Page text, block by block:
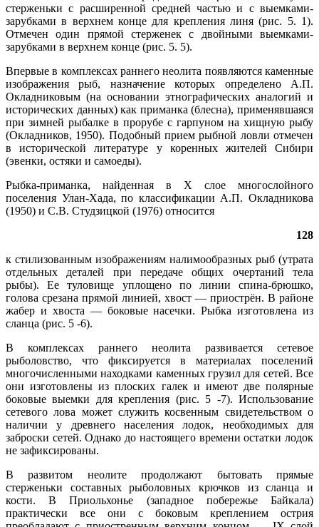
стерженьки с расширенной средней частью и с выемками-
зарубками в верхнем конце для крепления линя (рис. 5. 1).
Отмечен один прямой стерженек с двойными выемками-
зарубками в верхнем конце (рис. 5. 5).
Впервые в комплексах раннего неолита появляются каменные
изображения рыб, назначение которых определено А.П.
Окладниковым (на основании этнографических аналогий и
исторических данных) как приманка (блесна), применявшаяся
при зимней рыбалке в прорубе с гарпуном на хищную рыбу
(Окладников, 1950). Подобный прием рыбной ловли отмечен
в исторической литературе у коренных жителей Сибири
(эвенки, остяки и самоеды).
Рыбка-приманка, найденная в X слое многослойного
поселения Улан-Хада, по классификации А.П. Окладникова
(1950) и С.В. Студзицкой (1976) относится
128
к стилизованным изображениям налимообразных рыб (утрата
отдельных деталей при передаче общих очертаний тела
рыбы). Ее туловище уплощено по линии спина-брюшко,
голова срезана прямой линией, хвост — приострён. В районе
жабер и хвоста — боковые насечки. Рыбка изготовлена из
сланца (рис. 5 -6).
В комплексах раннего неолита развивается сетевое
рыболовство, что фиксируется в материалах поселений
многочисленными находками каменных грузил для сетей. Все
они изготовлены из плоских галек и имеют две полярные
боковые выемки для крепления (рис. 5 -7). Использование
сетевого лова может служить косвенным свидетельством о
наличии у древнего населения лодок, необходимых для
заброски сетей. Однако до настоящего времени остатки лодок
не зафиксированы.
В развитом неолите продолжают бытовать прямые
стерженьки составных рыболовных крючков из сланца и
кости. В Приольхонье (западное побережье Байкала)
практически все они с боковым креплением острия